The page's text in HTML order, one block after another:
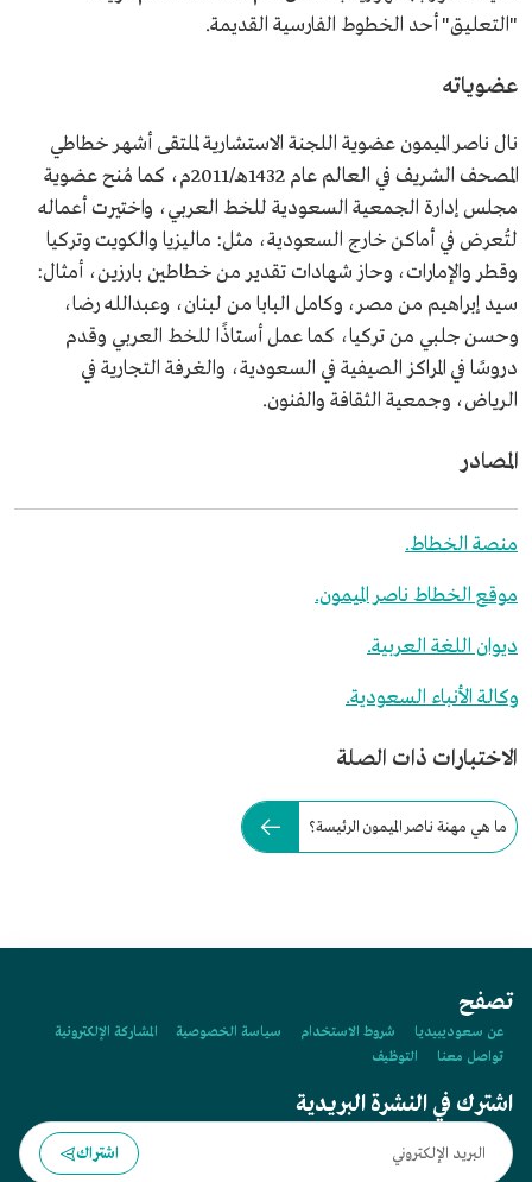
"التعليق" أحد الخطوط الفارسية القديمة.
عضوياته
نال ناصر الميمون عضوية اللجنة الاستشارية لملتقى أشهر خطاطي
المصحف الشريف في العالم عام 1432هـ/2011م، كما مُنح عضوية
مجلس إدارة الجمعية السعودية للخط العربي، واختيرت أعماله
لتُعرض في أماكن خارج السعودية، مثل: ماليزيا والكويت وتركيا
وقطر والإمارات، وحاز شهادات تقدير من خطاطين بارزين، أمثال:
سيد إبراهيم من مصر، وكامل البابا من لبنان، وعبدالله رضا،
وحسن جلبي من تركيا، كما عمل أستاذًا للخط العربي وقدم
دروسًا في المراكز الصيفية في السعودية، والغرفة التجارية في
الرياض، وجمعية الثقافة والفنون.
المصادر
منصة الخطاط.
موقع الخطاط ناصر الميمون.
ديوان اللغة العربية.
وكالة الأنباء السعودية.
الاختبارات ذات الصلة
ما هي مهنة ناصر الميمون الرئيسة؟
تصفح
عن سعوديبيديا شروط الاستخدام سياسة الخصوصية
المشاركة الإلكترونية
تواصل معنا
التوظيف
اشترك في النشرة البريدية
اشتراك